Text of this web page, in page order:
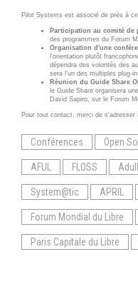
Services d’hébergement
Politique de sauvegarde
SLA ET GARANTIES DE
SOLUTIONS
WEB
INTRANET
Réseaux Sociaux
Pilot Systems est associé de près à
Participation au comité de
des programmes du Forum
Organisation d'une
l'orientation plutôt
dépendra des volontés des
sera l'un des multiples plug-
Réunion du Guide Share
le Guide Share organisera
David Sapiro, sur le Forum
Pour tout contact, merci de
Conférences Open
AFUL FLOSS
System@tic APRIL
Forum Mondial du Libre
Paris Capitale du Libre